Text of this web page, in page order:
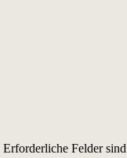
Erforderliche Felder